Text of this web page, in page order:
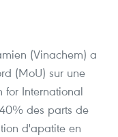
(Vinachem) a
(MoU) sur une
for International
des parts de
d'apatite en